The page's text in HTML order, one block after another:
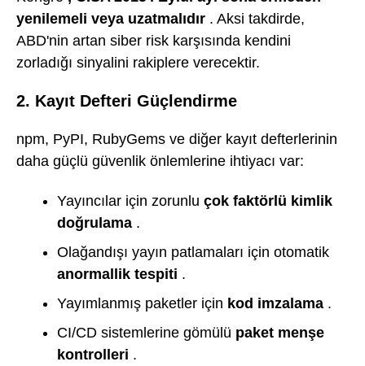
yenilemeli veya uzatmalıdır . Aksi takdirde,
ABD'nin artan siber risk karşısında kendini
zorladığı sinyalini rakiplere verecektir.
2. Kayıt Defteri Güçlendirme
npm, PyPI, RubyGems ve diğer kayıt defterlerinin
daha güçlü güvenlik önlemlerine ihtiyacı var:
Yayıncılar için zorunlu çok faktörlü kimlik
doğrulama .
Olağandışı yayın patlamaları için otomatik
anormallik tespiti .
Yayımlanmış paketler için kod imzalama .
CI/CD sistemlerine gömülü paket menşe
kontrolleri .